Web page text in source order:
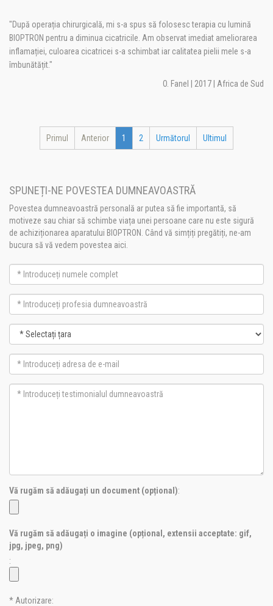
"După operația chirurgicală, mi s-a spus să folosesc terapia cu lumină
BIOPTRON pentru a diminua cicatricile. Am observat imediat ameliorarea
inflamației, culoarea cicatricei s-a schimbat iar calitatea pielii mele s-a
îmbunătățit."
O. Fanel | 2017 | Africa de Sud
Primul Anterior 1 2 Următorul Ultimul
SPUNEȚI-NE POVESTEA DUMNEAVOASTRĂ
Povestea dumneavoastră personală ar putea să fie importantă, să
motiveze sau chiar să schimbe viața unei persoane care nu este sigură
de achiziționarea aparatului BIOPTRON. Când vă simțiți pregătiți, ne-am
bucura să vă vedem povestea aici.
Vă rugăm să adăugați un document (opțional):
Vă rugăm să adăugați o imagine (opțional, extensii acceptate: gif,
jpg, jpeg, png)
:
* Autorizare: